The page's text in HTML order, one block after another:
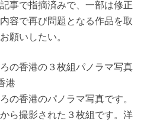
事で指摘済みで、一部は修正
容で再び問題となる作品を取
願いしたい。
の香港の３枚組パノラマ写真
港
の香港のパノラマ写真です。
ら撮影された３枚組です。洋